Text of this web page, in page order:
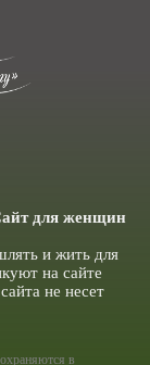
для женщин
и жить для
на сайте
не несет
в